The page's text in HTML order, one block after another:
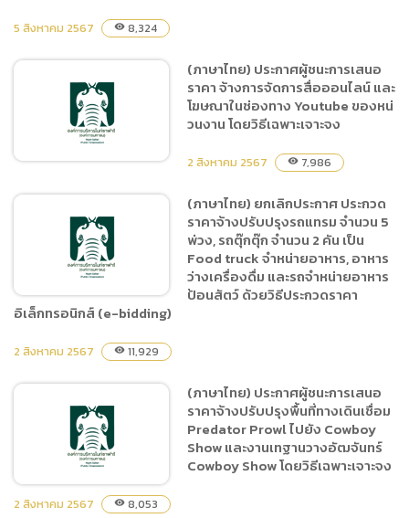
(ภาษาไทย) ประกาศผู้ชนะการ
จัดซื้อจัดจ้างหรือผู้ได้รับการ
สัญญาหรือข้อตกลงเป็น
หนังสือ รายไตรมาส
(ปีงบประมาณ พ.ศ. ๒๕๖๗
ไตรมาสที่ ๓)
5 สิงหาคม 2567 visibility 8,324
(ภาษาไทย) ประกาศผู้ชนะการ
เสนอราคา จ้างการจัดการสื่อ
ออนไลน์ และโฆษณาในช่อง
ทาง Youtube ของหน่วนงาน
โดยวิธีเฉพาะเจาะจง
(ภาษาไทย) ประกาศผู้ชนะการเสนอ
ราคา จ้างการจัดการสื่อออนไลน์ และ
โฆษณาในช่องทาง Youtube ของหน่
วนงาน โดยวิธีเฉพาะเจาะจง
2 สิงหาคม 2567 visibility 7,986
(ภาษาไทย) ยกเลิกประกาศ
ประกวดราคาจ้างปรับปรุงรถ
แทรม จำนวน 5 พ่วง, รถตุ๊ก
ตุ๊ก จำนวน 2 คัน เป็น Food
truck จำหน่ายอาหาร, อาหาร
ว่างเครื่องดื่ม และรถจำหน่าย
อาหารป้อนสัตว์ ด้วยวิธี
ประกวดราคาอิเล็กทรอนิกส์
(ภาษาไทย) ยกเลิกประกาศ ประกวด
ราคาจ้างปรับปรุงรถแทรม จำนวน 5
พ่วง, รถตุ๊กตุ๊ก จำนวน 2 คัน เป็น
Food truck จำหน่ายอาหาร, อาหาร
ว่างเครื่องดื่ม และรถจำหน่ายอาหาร
ป้อนสัตว์ ด้วยวิธีประกวดราคา
อิเล็กทรอนิกส์ (e-bidding)
2 สิงหาคม 2567 visibility 11,929
(ภาษาไทย) ประกาศผู้ชนะการเสนอ
ราคาจ้างปรับปรุงพื้นที่ทางเดินเชื่อม
Predator Prowl ไปยัง Cowboy
Show และงานเทฐานวางอัฒจันทร์
Cowboy Show โดยวิธีเฉพาะเจาะจง
2 สิงหาคม 2567 visibility 8,053